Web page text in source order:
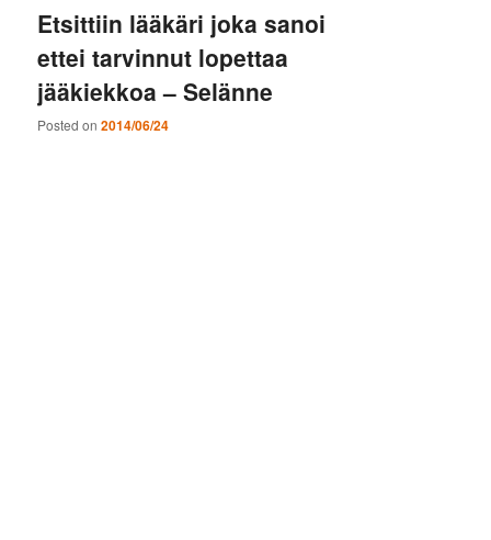
Etsittiin lääkäri joka sanoi
ettei tarvinnut lopettaa
jääkiekkoa – Selänne
Posted on2014/06/24